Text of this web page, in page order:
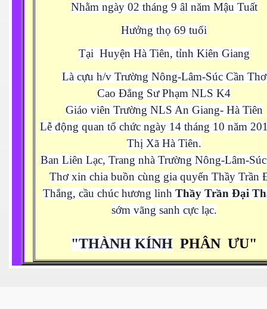
Nhằm ngày 02 tháng 9 âl năm Mậu Tuất
Hưởng thọ 69 tuổi
Tại Huyện Hà Tiên, tỉnh Kiên Giang
Là cựu h/v Trường Nông-Lâm-Súc Cần Thơ
Cao Đẳng Sư Phạm NLS K4
Giáo viên Trường NLS An Giang- Hà Tiên
Lễ động quan tổ chức ngày 14 tháng 10 năm
Thị Xã Hà Tiên.
Ban Liên Lạc, Trang nhà Trường Nông-Lâm-
Thơ xin chia buồn cùng gia quyến Thầy Trần
Thắng, cầu chúc hương linh Thầy Trần Đại
sớm vãng sanh cực lạc.
"THÀNH KÍNH PHÂN ƯU"